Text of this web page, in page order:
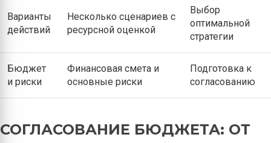
Варианты
действий
Несколько сценариев с
ресурсной оценкой
Выбор
оптимальной
стратегии
Бюджет
и риски
Финансовая смета и
основные риски
Подготовка к
согласованию
СОГЛАСОВАНИЕ БЮДЖЕТА: ОТ